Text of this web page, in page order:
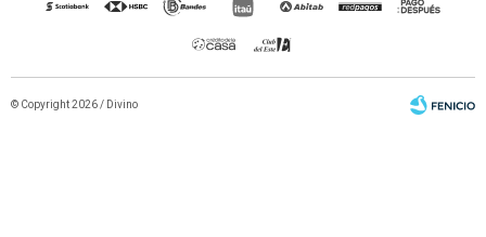
© Copyright 2026 / Divino